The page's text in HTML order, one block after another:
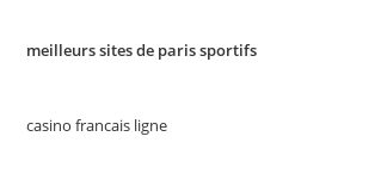
meilleurs sites de paris sportifs
casino francais ligne